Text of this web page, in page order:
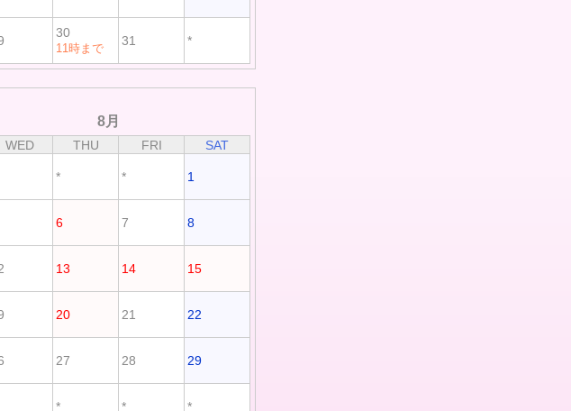
30
11時まで
31 *
8月
WED THU FRI SAT
* * 1
6 7 8
13 14 15
20 21 22
27 28 29
* * *